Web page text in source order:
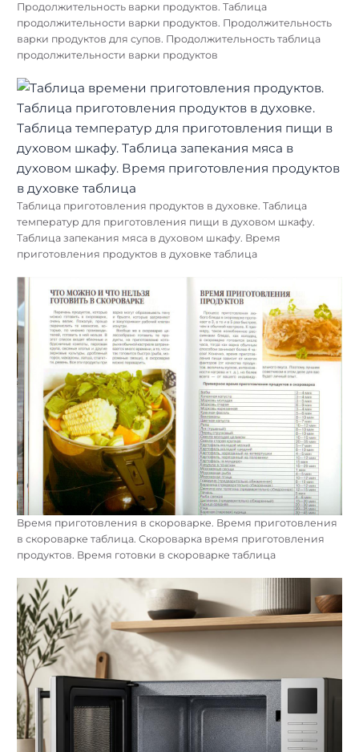
Продолжительность варки продуктов. Таблица
продолжительности варки продуктов. Продолжительность
варки продуктов для супов. Продолжительность таблица
продолжительности варки продуктов
Таблица приготовления продуктов в духовке. Таблица
температур для приготовления пищи в духовом шкафу.
Таблица запекания мяса в духовом шкафу. Время
приготовления продуктов в духовке таблица
Время приготовления в скороварке. Время приготовления
в скороварке таблица. Скороварка время приготовления
продуктов. Время готовки в скороварке таблица